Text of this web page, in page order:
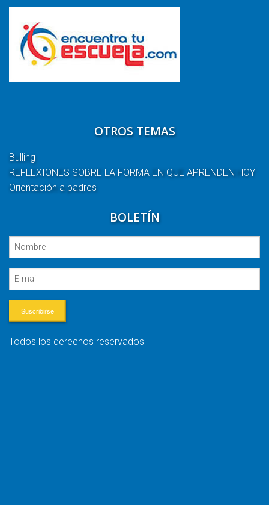
.
OTROS TEMAS
Bulling
REFLEXIONES SOBRE LA FORMA EN QUE APRENDEN HOY
Orientación a padres
BOLETÍN
Suscribirse
Todos los derechos reservados